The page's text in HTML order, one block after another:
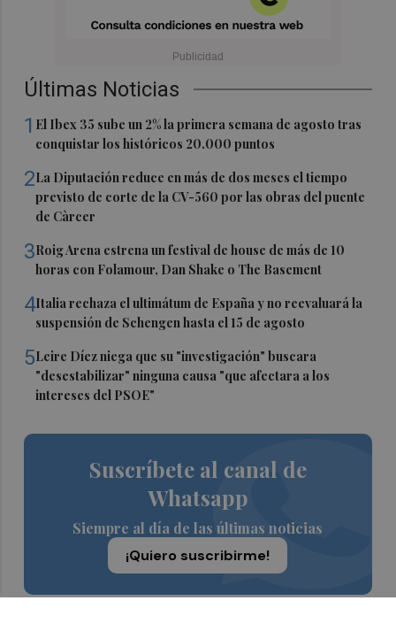
Últimas Noticias
1 El Ibex 35 sube un 2% la primera semana de agosto tras
conquistar los históricos 20.000 puntos
2La Diputación reduce en más de dos meses el tiempo
previsto de corte de la CV-560 por las obras del puente
de Càrcer
3Roig Arena estrena un festival de house de más de 10
horas con Folamour, Dan Shake o The Basement
4Italia rechaza el ultimátum de España y no reevaluará la
suspensión de Schengen hasta el 15 de agosto
5Leire Díez niega que su "investigación" buscara
"desestabilizar" ninguna causa "que afectara a los
intereses del PSOE"
Suscríbete al canal de
Whatsapp
Siempre al día de las últimas noticias
¡Quiero suscribirme!